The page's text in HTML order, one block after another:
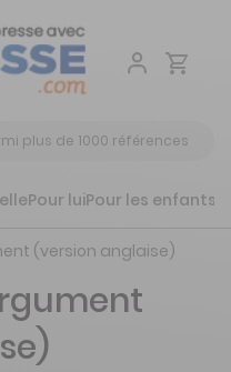
Aller
Pour luiPour les enfants
(version anglaise)